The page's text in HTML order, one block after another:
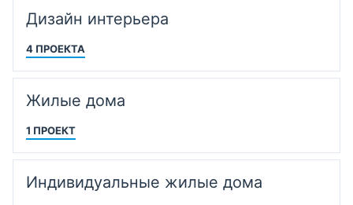
Дизайн интерьера
4 ПРОЕКТА
Жилые дома
1 ПРОЕКТ
Индивидуальные жилые дома